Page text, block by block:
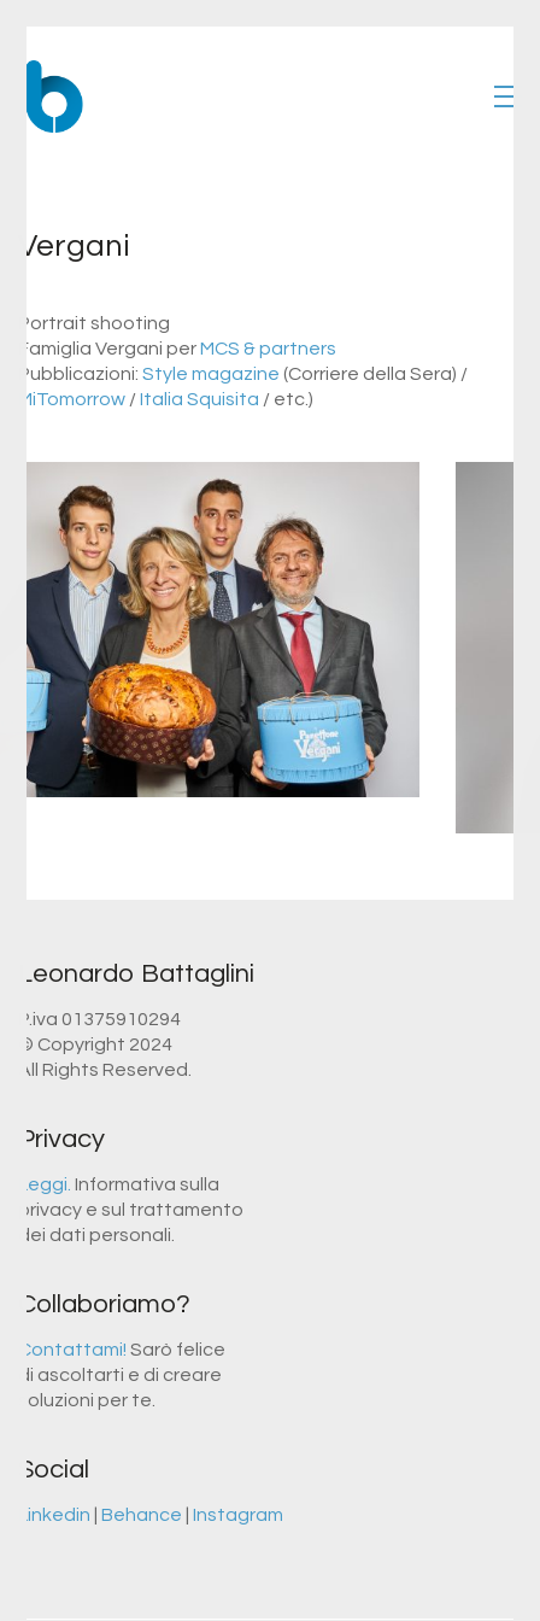
Vergani
Portrait shooting
Famiglia Vergani perMCS & partners
Pubblicazioni: Style magazine (Corriere della Sera) /
MiTomorrow /Italia Squisita / etc.)
Leonardo Battaglini
P.iva 01375910294
© Copyright 2024
All Rights Reserved.
Privacy
Leggi. Informativa sulla
privacy e sul trattamento
dei dati personali.
Collaboriamo?
Contattami! Sarò felice
di ascoltarti e di creare
soluzioni per te.
Social
Linkedin Behance Instagram